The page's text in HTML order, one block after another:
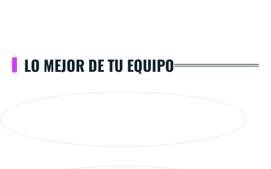
LO MEJOR DE TU EQUIPO